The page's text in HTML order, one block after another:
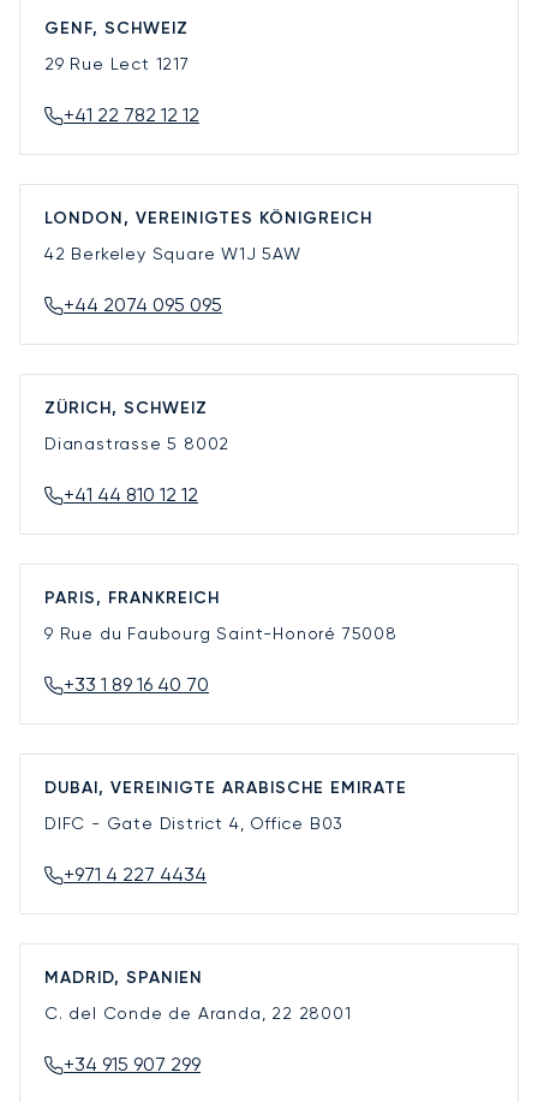
GENF, SCHWEIZ
29 Rue Lect 1217
+41 22 782 12 12
LONDON, VEREINIGTES KÖNIGREICH
42 Berkeley SquareW1J 5AW
+44 2074 095 095
ZÜRICH, SCHWEIZ
Dianastrasse 5 8002
+41 44 810 12 12
PARIS, FRANKREICH
9 Rue du Faubourg Saint-Honoré 75008
+33 1 89 16 40 70
DUBAI, VEREINIGTE ARABISCHE EMIRATE
DIFC - Gate District 4, Office B03
+971 4 227 4434
MADRID, SPANIEN
C. del Conde de Aranda, 22 28001
+34 915 907 299